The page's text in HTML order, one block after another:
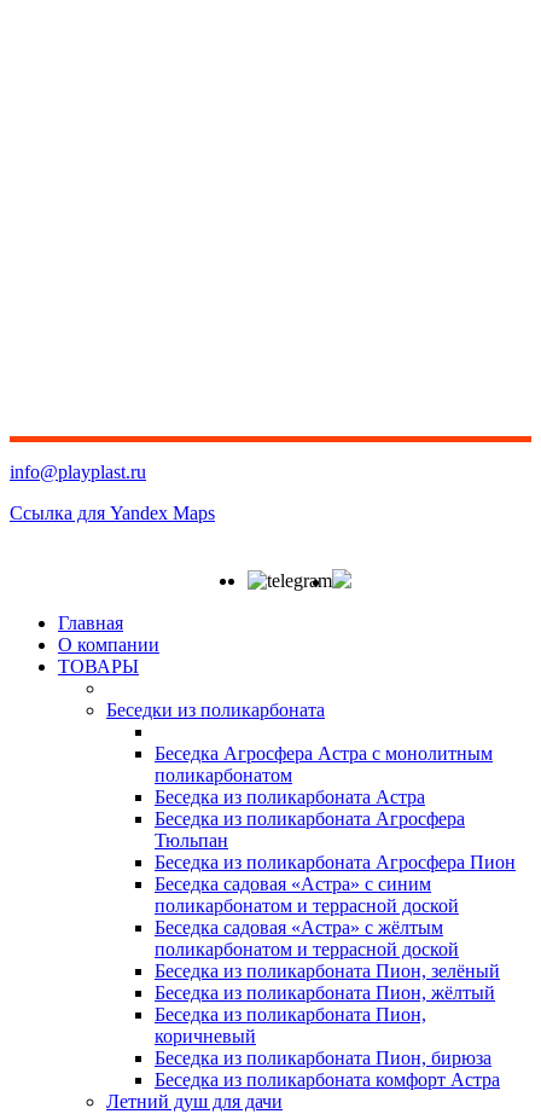
info@playplast.ru
Ссылка для Yandex Maps
Главная
О компании
ТОВАРЫ
Беседки из поликарбоната
Беседка Агросфера Астра с монолитным
поликарбонатом
Беседка из поликарбоната Астра
Беседка из поликарбоната Агросфера
Тюльпан
Беседка из поликарбоната Агросфера Пион
Беседка садовая «Астра» с синим
поликарбонатом и террасной доской
Беседка садовая «Астра» с жёлтым
поликарбонатом и террасной доской
Беседка из поликарбоната Пион, зелёный
Беседка из поликарбоната Пион, жёлтый
Беседка из поликарбоната Пион,
коричневый
Беседка из поликарбоната Пион, бирюза
Беседка из поликарбоната комфорт Астра
Летний душ для дачи